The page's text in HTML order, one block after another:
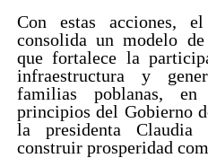
Con estas acciones,
consolida un modelo
que fortalece la
infraestructura y
familias poblanas,
principios del Gobierno
la presidenta Claudia
construir prosperidad